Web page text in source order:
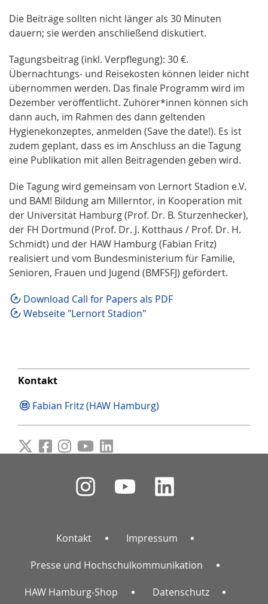
Die Beiträge sollten nicht länger als 30 Minuten
dauern; sie werden anschließend diskutiert.
Tagungsbeitrag (inkl. Verpflegung): 30 €.
Übernachtungs- und Reisekosten können leider nicht
übernommen werden. Das finale Programm wird im
Dezember veröffentlicht. Zuhörer*innen können sich
dann auch, im Rahmen des dann geltenden
Hygienekonzeptes, anmelden (Save the date!). Es ist
zudem geplant, dass es im Anschluss an die Tagung
eine Publikation mit allen Beitragenden geben wird.
Die Tagung wird gemeinsam von Lernort Stadion e.V.
und BAM! Bildung am Millerntor, in Kooperation mit
der Universität Hamburg (Prof. Dr. B. Sturzenhecker),
der FH Dortmund (Prof. Dr. J. Kotthaus / Prof. Dr. H.
Schmidt) und der HAW Hamburg (Fabian Fritz)
realisiert und vom Bundesministerium für Familie,
Senioren, Frauen und Jugend (BMFSFJ) gefördert.
Download Call for Papers als PDF
Webseite "Lernort Stadion"
Kontakt
Fabian Fritz (HAW Hamburg)
Kontakt Impressum
Presse und Hochschulkommunikation
HAW Hamburg-Shop Datenschutz